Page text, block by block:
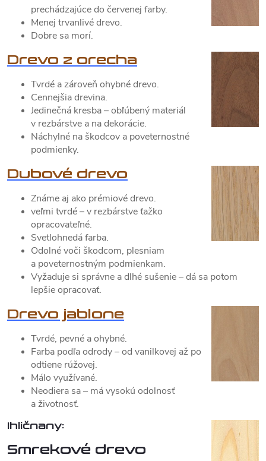
prechádzajúce do červenej farby.
Menej trvanlivé drevo.
Dobre sa morí.
Drevo z orecha
Tvrdé a zároveň ohybné drevo.
Cennejšia drevina.
Jedinečná kresba – obľúbený materiál
v rezbárstve a na dekorácie.
Náchylné na škodcov a poveternostné
podmienky.
Dubové drevo
Známe aj ako prémiové drevo.
veľmi tvrdé – v rezbárstve ťažko
opracovateľné.
Svetlohnedá farba.
Odolné voči škodcom, plesniam
a poveternostným podmienkam.
Vyžaduje si správne a dlhé sušenie – dá sa potom
lepšie opracovať.
Drevo jablone
Tvrdé, pevné a ohybné.
Farba podľa odrody – od vanilkovej až po
odtiene rúžovej.
Málo využívané.
Neodiera sa – má vysokú odolnosť
a životnosť.
Ihličnany:
Smrekové drevo